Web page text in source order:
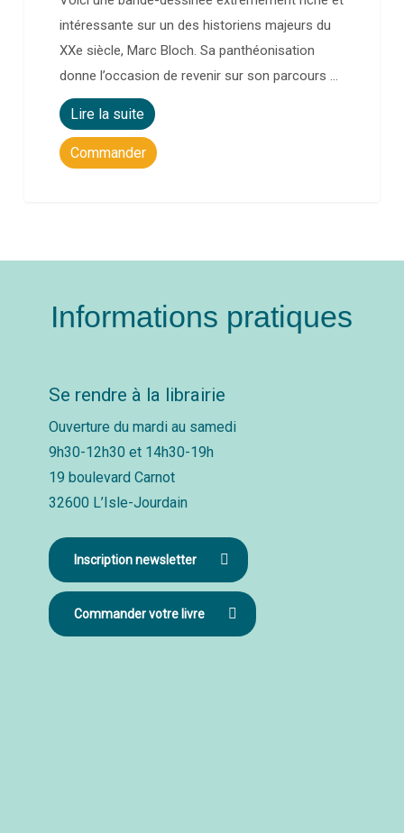
intéressante sur un des historiens majeurs du
XXe siècle, Marc Bloch. Sa panthéonisation
donne l’occasion de revenir sur son parcours …
Lire la suite
Commander
Informations pratiques
Se rendre à la librairie
Ouverture du mardi au samedi
9h30-12h30 et 14h30-19h
19 boulevard Carnot
32600 L’Isle-Jourdain
Inscription newsletter
Commander votre livre